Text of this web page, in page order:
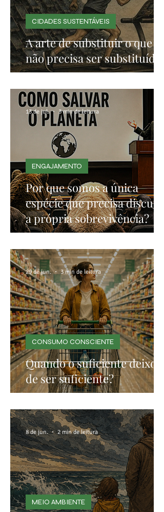
A arte de substituir o que
não precisa ser substituído
CIDADES SUSTENTÁVEIS
Por que somos a única
espécie que precisa discutir
a própria sobrevivência?
ENGAJAMENTO
13 de jul. 3 min de leitura
Quando o suficiente deixou
de ser suficiente?
CONSUMO CONSCIENTE
29 de jun. 3 min de leitura
MEIO AMBIENTE
8 de jun. 2 min de leitura